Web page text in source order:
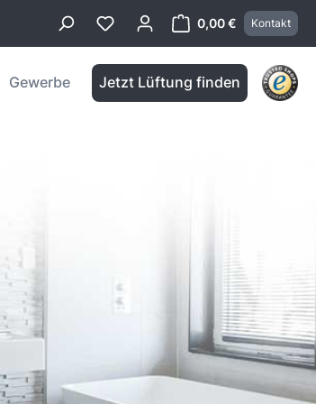
0,00 €
Warenkorb
Kontakt
Gewerbe Jetzt Lüftung finden